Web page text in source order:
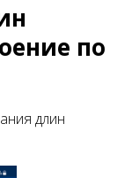
по
длин